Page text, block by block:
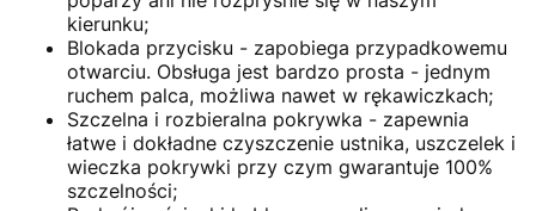
kierunku;
Blokada przycisku - zapobiega przypadkowemu
otwarciu. Obsługa jest bardzo prosta - jednym
ruchem palca, możliwa nawet w rękawiczkach;
Szczelna i rozbieralna pokrywka - zapewnia
łatwe i dokładne czyszczenie ustnika, uszczelek i
wieczka pokrywki przy czym gwarantuje 100%
szczelności;